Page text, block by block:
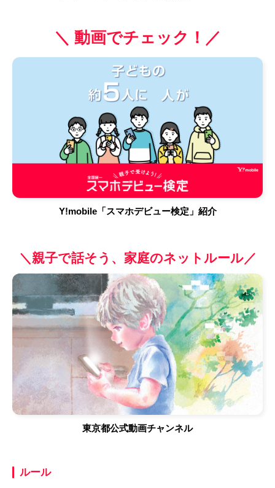
＼ 動画でチェック！／
Y!mobile「スマホデビュー検定」紹介
＼親子で話そう、家庭のネットルール／
東京都公式動画チャンネル
ルール